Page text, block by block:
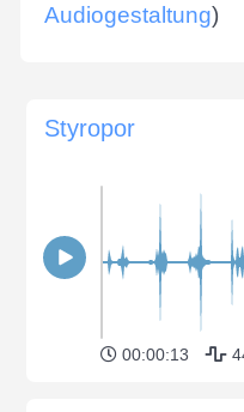
Audiogestaltung)
Styropor
00:00:13